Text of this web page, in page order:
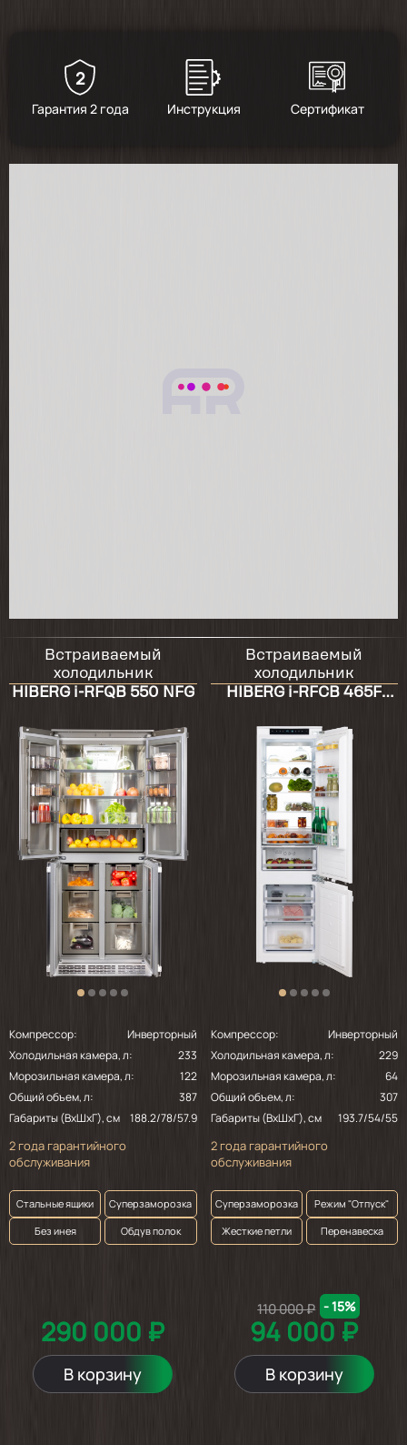
2
Гарантия 2 года Инструкция Сертификат
Встраиваемый
холодильник
HIBERG i-RFQB 550 NFG
Компрессор:
Инверторный
Холодильная камера, л:
233
Морозильная камера, л:
122
Общий объем, л:
387
Габариты (ВхШхГ), см
188.2/78/57.9
2 года гарантийного
обслуживания
Стальные ящики
Суперзаморозка
Без инея
Обдув полок
290 000 ₽
В корзину
Встраиваемый
холодильник
HIBERG i-RFCB 465F
Компрессор:
Инверторный
Холодильная камера, л:
229
Морозильная камера, л:
64
Общий объем, л:
307
Габариты (ВхШхГ), см
193.7/54/55
2 года гарантийного
обслуживания
Суперзаморозка
Режим "Отпуск"
Жесткие петли
Перенавеска
94 000 ₽
110 000 ₽ - 15%
В корзину